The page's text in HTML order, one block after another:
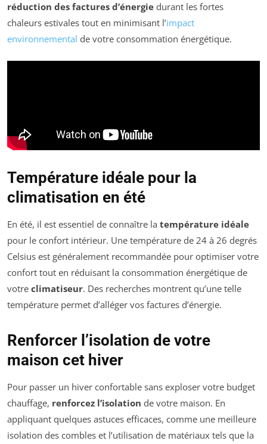
réduction des factures d’énergie durant les fortes
chaleurs estivales tout en minimisant l’impact
environnemental de votre consommation énergétique.
Température idéale pour la
climatisation en été
En été, il est essentiel de connaître la température idéale
pour le confort intérieur. Une température de 24 à 26 degrés
Celsius est généralement recommandée pour optimiser votre
confort tout en réduisant la consommation énergétique de
votre climatiseur. Des recherches montrent qu’une telle
température permet d’alléger vos factures d’énergie.
Renforcer l’isolation de votre
maison cet hiver
Pour passer un hiver confortable sans exploser votre budget
chauffage, renforcez l’isolation de votre maison. En
appliquant quelques astuces efficaces, comme une meilleure
isolation des combles et l’utilisation de matériaux tels que la